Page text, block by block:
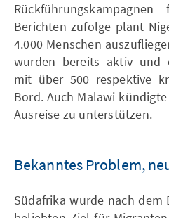
Berichten zufolge plant
4.000 Menschen
wurden bereits aktiv und
mit über 500 respektive
Bord. Auch Malawi
Ausreise zu unterstützen.
Bekanntes Problem,
Südafrika wurde nach dem